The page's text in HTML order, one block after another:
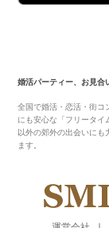
婚活パーティー、お見合
全国で婚活・恋活・街コ
にも安心な「フリータイ
以外の郊外の出会いにも
ます。